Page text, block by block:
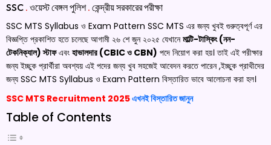
SSC . ওয়েস্ট বেঙ্গল পুলিশ. কেন্দ্রীয় সরকারের পরীক্ষা
SSC MTS Syllabus ও Exam Pattern SSC MTS এর জন্য খুবই গুরুত্বপূর্ণ এর
বিজ্ঞপ্তি প্রকাশিত হতে চলেছে আগামী ২৬ শে জুন ২০২৫ যেখানেমাল্টি-টাস্কিং (নন-
টেকনিক্যাল) স্টাফএবং হাভালদার (CBIC ও CBN) পদে নিয়োগ করা হয়। তাই এই পরীক্ষার
জন্য ইচ্ছুক প্রার্থীরা অবশ্যয় এই পদের জন্য খুব সহজেই আবেদন করতে পারেন ,ইচ্ছুক প্রাথীদের
জন্য SSC MTS Syllabus ও Exam Pattern বিস্তারিত ভাবে আলোচনা করা হল।
SSC MTS Recruitment 2025এখনই বিস্তারিত জানুন
Table of Contents